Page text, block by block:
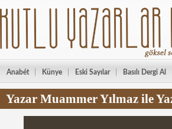
Anabét Künye Eski Sayılar Basılı Dergi Al
Yazar Muammer Yılmaz ile